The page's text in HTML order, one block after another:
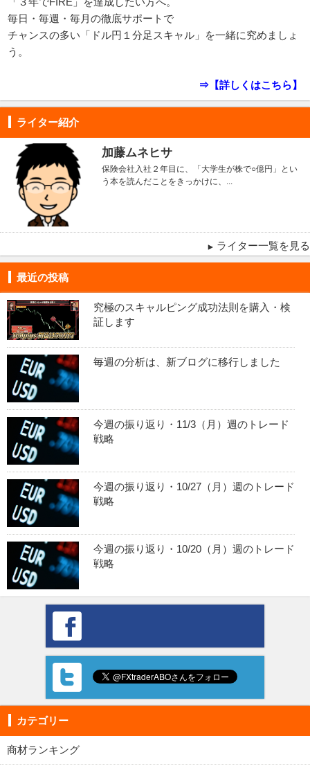
毎日・毎週・毎月の徹底サポートで
チャンスの多い「ドル円１分足スキャル」を一緒に究めましょ
う。
⇒【詳しくはこちら】
ライター紹介
加藤ムネヒサ
保険会社入社２年目に、「大学生が株で○億円」とい
う本を読んだことをきっかけに、...
ライター一覧を見る
最近の投稿
究極のスキャルピング成功法則を購入・検
証します
毎週の分析は、新ブログに移行しました
今週の振り返り・11/3（月）週のトレード
戦略
今週の振り返り・10/27（月）週のトレード
戦略
今週の振り返り・10/20（月）週のトレード
戦略
カテゴリー
商材ランキング